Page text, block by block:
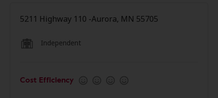
5211 Highway 110 -Aurora, MN 55705
Independent
Cost Efficiency